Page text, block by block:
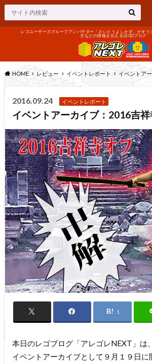
レゴユーザーズグループアンバサダー「さいとうよしかず」がオリ
方などの情報を伝えるLEGOブログ
HOME レビュー イベントレポート イベントア
2016.09.24 イベントレポート
イベントアーカイブ：2016吉
1
本日のレゴブログ「アレゴレNEXT」は、
イベントアーカイブとして９月１９日